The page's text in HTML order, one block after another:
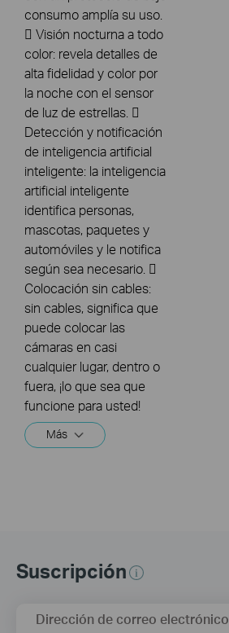
consumo amplía su uso.
 Visión nocturna a todo
color: revela detalles de
alta fidelidad y color por
la noche con el sensor
de luz de estrellas. 
Detección y notificación
de inteligencia artificial
inteligente: la inteligencia
artificial inteligente
identifica personas,
mascotas, paquetes y
automóviles y le notifica
según sea necesario. 
Colocación sin cables:
sin cables, significa que
puede colocar las
cámaras en casi
cualquier lugar, dentro o
fuera, ¡lo que sea que
funcione para usted!
Más
Suscripción
Dirección de correo electrónico